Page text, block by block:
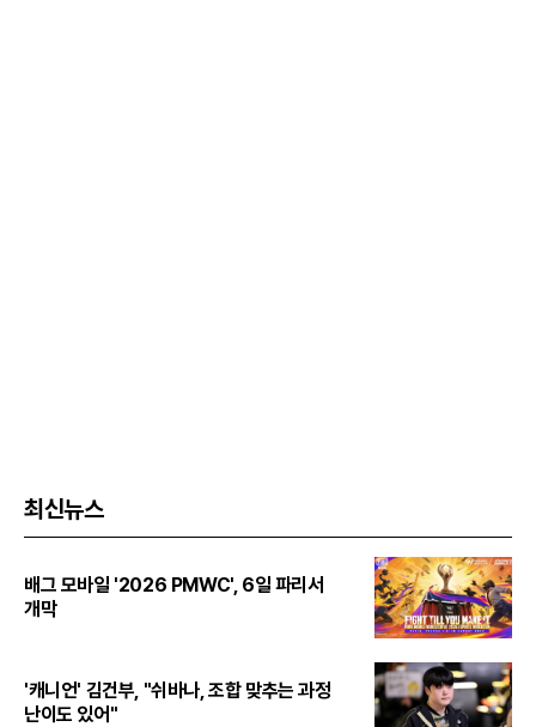
최신뉴스
배그 모바일 '2026 PMWC', 6일 파리서
개막
'캐니언' 김건부, "쉬바나, 조합 맞추는 과정
난이도 있어"